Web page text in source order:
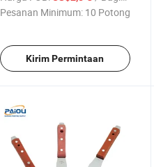
Pencetakan Sablon
Pesanan Minimum: 10 Potong
Kirim Permintaan